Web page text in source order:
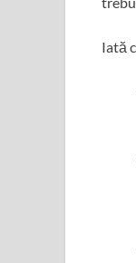
Iată